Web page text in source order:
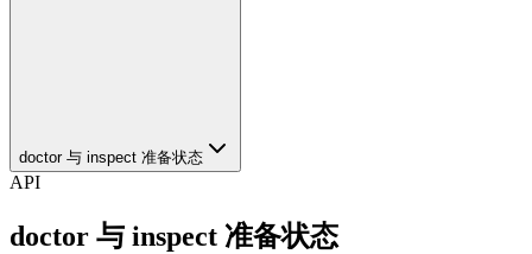
doctor 与 inspect 准备状态
API
doctor 与 inspect 准备状态